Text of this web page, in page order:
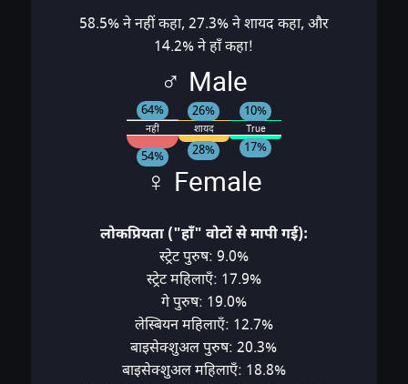
58.5% ने नहीं कहा, 27.3% ने शायद कहा, और
14.2% ने हाँ कहा!
♂ Male
नहीं
64%
शायद
26%
True
10%
54% 28% 17%
♀ Female
लोकप्रियता ("हाँ" वोटों से मापी गई):
स्ट्रेट पुरुष: 9.0%
स्ट्रेट महिलाएँ: 17.9%
गे पुरुष: 19.0%
लेस्बियन महिलाएँ: 12.7%
बाइसेक्शुअल पुरुष: 20.3%
बाइसेक्शुअल महिलाएँ: 18.8%